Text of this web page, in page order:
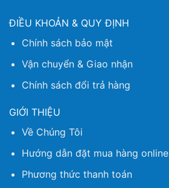
ĐIỀU KHOẢN & QUY ĐỊNH
Chính sách bảo mật
Vận chuyển & Giao nhận
Chính sách đổi trả hàng
GIỚI THIỆU
Về Chúng Tôi
Hướng dẫn đặt mua hàng online
Phương thức thanh toán